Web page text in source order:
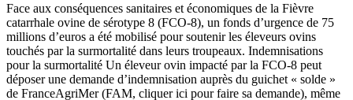
Face aux conséquences sanitaires et économiques de la Fièvre
catarrhale ovine de sérotype 8 (FCO-8), un fonds d’urgence de 75
millions d’euros a été mobilisé pour soutenir les éleveurs ovins
touchés par la surmortalité dans leurs troupeaux. Indemnisations
pour la surmortalité Un éleveur ovin impacté par la FCO-8 peut
déposer une demande d’indemnisation auprès du guichet « solde »
de FranceAgriMer (FAM, cliquer ici pour faire sa demande), même